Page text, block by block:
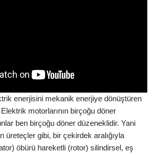
enerjisini mekanik enerjiye dönüştüren
motorlarının birçoğu döner
ben birçoğu döner düzeneklidir. Yani
üreteçler gibi, bir çekirdek aralığıyla
öbürü hareketli (rotor) silindirsel, eş